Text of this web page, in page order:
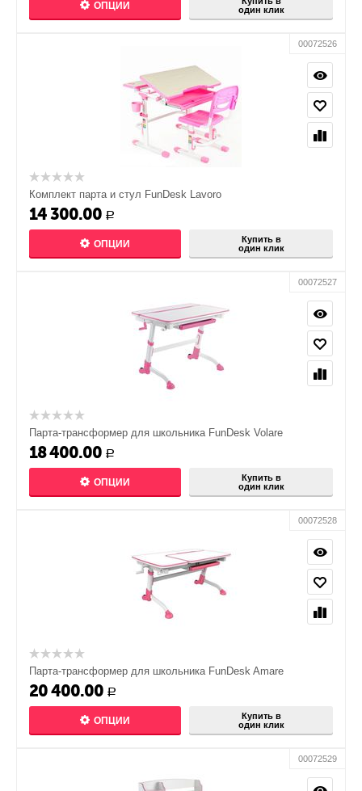
ОПЦИИ
один клик
00072526
Комплект парта и стул FunDesk Lavoro
14 300.00 Р
ОПЦИИ
Купить в
один клик
00072527
Парта-трансформер для школьника FunDesk Volare
18 400.00 Р
ОПЦИИ
Купить в
один клик
00072528
Парта-трансформер для школьника FunDesk Amare
20 400.00 Р
ОПЦИИ
Купить в
один клик
00072529